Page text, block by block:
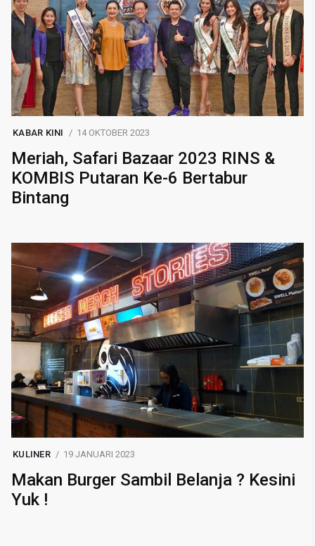
KABAR KINI 14 OKTOBER 2023
Meriah, Safari Bazaar 2023 RINS &
KOMBIS Putaran Ke-6 Bertabur
Bintang
KULINER 19 JANUARI 2023
Makan Burger Sambil Belanja ? Kesini
Yuk !